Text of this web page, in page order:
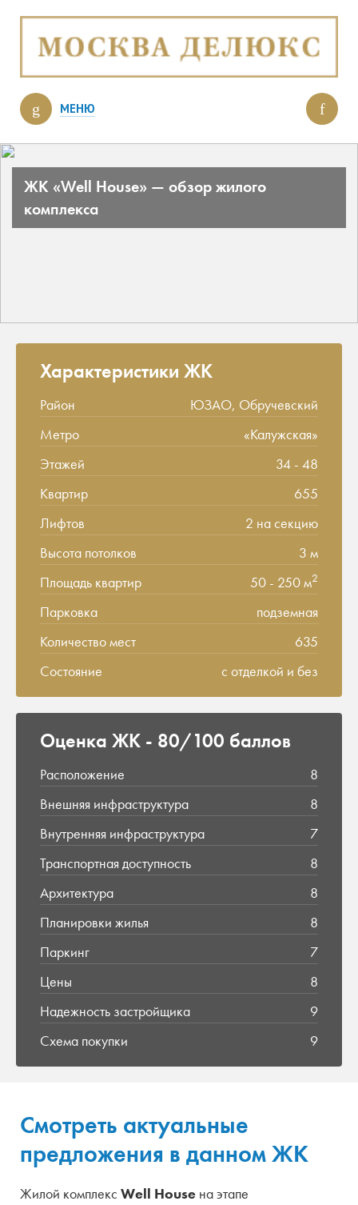
МЕНЮ
ЖК «Well House» — обзор жилого
комплекса
Характеристики ЖК
Район
ЮЗАО, Обручевский
Метро
«Калужская»
Этажей
34 - 48
Квартир
655
Лифтов
2 на секцию
Высота потолков
3 м
Площадь квартир
50 - 250 м2
Парковка
подземная
Количество мест
635
Состояние
с отделкой и без
Оценка ЖК - 80/100 баллов
Расположение
8
Внешняя инфраструктура
8
Внутренняя инфраструктура
7
Транспортная доступность
8
Архитектура
8
Планировки жилья
8
Паркинг
7
Цены
8
Надежность застройщика
9
Схема покупки
9
Смотреть актуальные
предложения в данном ЖК
Жилой комплексWell House на этапе